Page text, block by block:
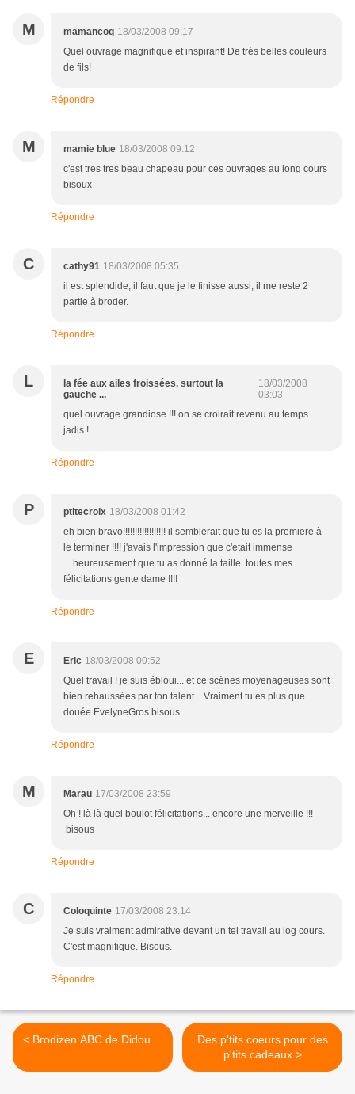
M mamancoq 18/03/2008 09:17
Quel ouvrage magnifique et inspirant! De très belles couleurs
de fils!
Répondre
M mamie blue 18/03/2008 09:12
c'est tres tres beau chapeau pour ces ouvrages au long cours
bisoux
Répondre
C cathy91 18/03/2008 05:35
il est splendide, il faut que je le finisse aussi, il me reste 2
partie à broder.
Répondre
L
la fée aux ailes froissées, surtout la
gauche ...
18/03/2008
03:03
quel ouvrage grandiose !!! on se croirait revenu au temps
jadis !
Répondre
P ptitecroix 18/03/2008 01:42
eh bien bravo!!!!!!!!!!!!!!!!!! il semblerait que tu es la premiere à
le terminer !!!! j'avais l'impression que c'etait immense
....heureusement que tu as donné la taille .toutes mes
félicitations gente dame !!!!
Répondre
E Eric 18/03/2008 00:52
Quel travail ! je suis ébloui... et ce scènes moyenageuses sont
bien rehaussées par ton talent... Vraiment tu es plus que
douée EvelyneGros bisous
Répondre
M Marau 17/03/2008 23:59
Oh ! là là quel boulot félicitations... encore une merveille !!!
bisous
Répondre
C Coloquinte 17/03/2008 23:14
Je suis vraiment admirative devant un tel travail au log cours.
C'est magnifique. Bisous.
Répondre
< Brodizen ABC de Didou....
Des p'tits coeurs pour des
p'tits cadeaux >